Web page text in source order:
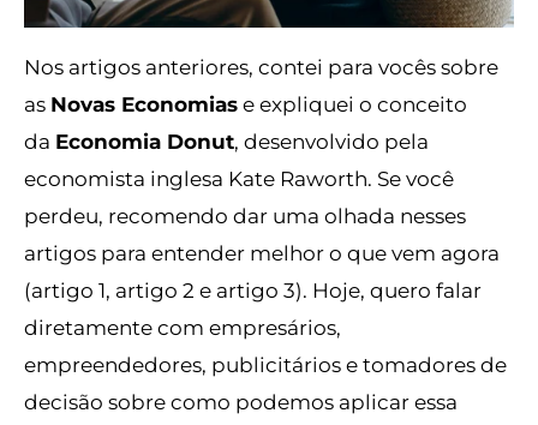
Nos artigos anteriores, contei para vocês sobre
as Novas Economiase expliquei o conceito
da Economia Donut, desenvolvido pela
economista inglesa Kate Raworth. Se você
perdeu, recomendo dar uma olhada nesses
artigos para entender melhor o que vem agora
(artigo 1, artigo 2 e artigo 3). Hoje, quero falar
diretamente com empresários,
empreendedores, publicitários e tomadores de
decisão sobre como podemos aplicar essa